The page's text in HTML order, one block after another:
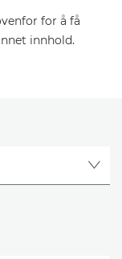
for å få
innhold.